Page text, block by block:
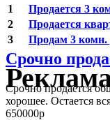
Срочно
Срочно продается
хорошее. Остается
650000р
1
Продается 3
2
Продается
3
Продам 3 комн.